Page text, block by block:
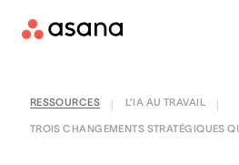
Contacter le service
RESSOURCES L’IA AU TRAVAIL
TROIS CHANGEMENTS STRATÉGIQUES